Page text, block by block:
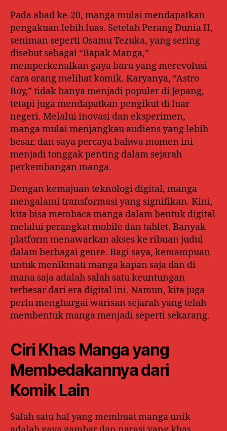
Pada abad ke-20, manga mulai mendapatkan
pengakuan lebih luas. Setelah Perang Dunia II,
seniman seperti Osamu Tezuka, yang sering
disebut sebagai “Bapak Manga,”
memperkenalkan gaya baru yang merevolusi
cara orang melihat komik. Karyanya, “Astro
Boy,” tidak hanya menjadi populer di Jepang,
tetapi juga mendapatkan pengikut di luar
negeri. Melalui inovasi dan eksperimen,
manga mulai menjangkau audiens yang lebih
besar, dan saya percaya bahwa momen ini
menjadi tonggak penting dalam sejarah
perkembangan manga.
Dengan kemajuan teknologi digital, manga
mengalami transformasi yang signifikan. Kini,
kita bisa membaca manga dalam bentuk digital
melalui perangkat mobile dan tablet. Banyak
platform menawarkan akses ke ribuan judul
dalam berbagai genre. Bagi saya, kemampuan
untuk menikmati manga kapan saja dan di
mana saja adalah salah satu keuntungan
terbesar dari era digital ini. Namun, kita juga
perlu menghargai warisan sejarah yang telah
membentuk manga menjadi seperti sekarang.
Ciri Khas Manga yang
Membedakannya dari
Komik Lain
Salah satu hal yang membuat manga unik